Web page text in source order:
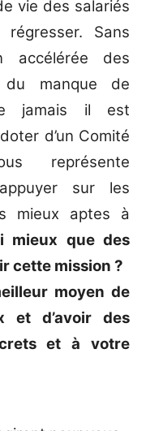
vie des salariés
Sans
accélérée des
manque de
jamais il est
d’un Comité
représente
sur les
mieux aptes à
mieux que des
cette mission ?
moyen de
et d’avoir des
et à votre